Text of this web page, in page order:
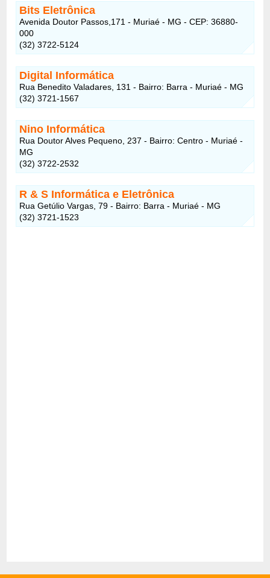
Bits Eletrônica
Avenida Doutor Passos,171 - Muriaé - MG - CEP: 36880-
000
(32) 3722-5124
Digital Informática
Rua Benedito Valadares, 131 - Bairro: Barra - Muriaé - MG
(32) 3721-1567
Nino Informática
Rua Doutor Alves Pequeno, 237 - Bairro: Centro - Muriaé -
MG
(32) 3722-2532
R & S Informática e Eletrônica
Rua Getúlio Vargas, 79 - Bairro: Barra - Muriaé - MG
(32) 3721-1523